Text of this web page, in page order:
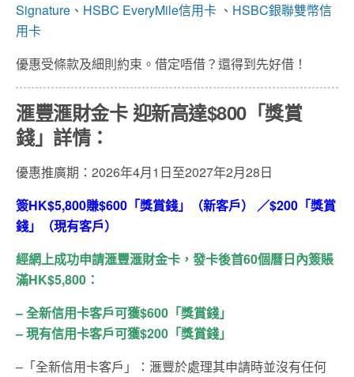
Signature 、 HSBC EveryMile信用卡 、 HSBC銀聯雙幣信
用卡
優惠受條款及細則約束。借定唔借？還得到先好借！
滙豐滙財金卡 迎新高達$800「獎賞
錢」詳情：
優惠推廣期：2026年4月1日至2027年2月28日
簽HK$5,800賺$600「獎賞錢」（新客戶） ／$200「獎賞
錢」（現有客戶）
經網上成功申請滙豐滙財金卡， 發卡後首60個曆日內簽賬
滿HK$5,800 ：
–全新信用卡客戶可獲$600 「獎賞錢」
–現有信用卡客戶可獲$200 「獎賞錢」
– 「全新信用卡客戶」：滙豐於處理其申請時並沒有任何